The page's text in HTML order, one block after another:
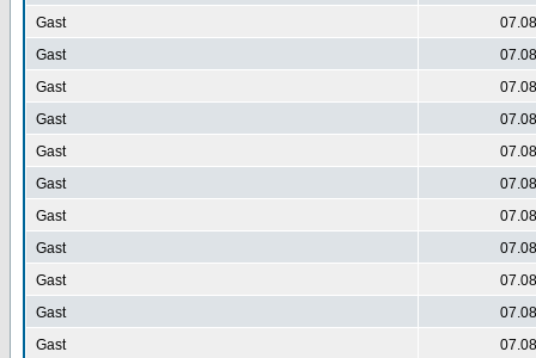
Gast
Gast
Gast
Gast
Gast
Gast
Gast
Gast
Gast
Gast
Gast